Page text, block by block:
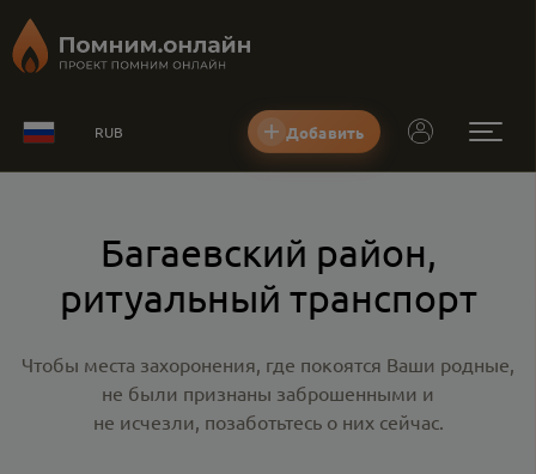
RUB Добавить
Багаевский район,
ритуальный транспорт
Чтобы места захоронения, где покоятся Ваши родные,
не были признаны заброшенными и
не исчезли, позаботьтесь о них сейчас.